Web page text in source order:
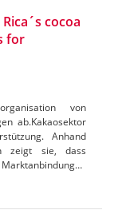
cocoa
for
von
ab.Kakaosektor
Anhand
zeigt sie, dass